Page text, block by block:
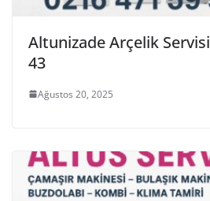
Altunizade Arçelik Servisi
43
Ağustos 20, 2025